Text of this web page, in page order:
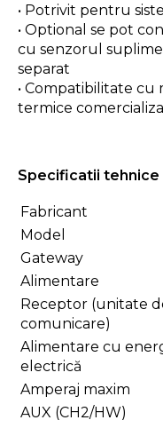
• Potrivit pentru
• Optional se pot
cu senzorul
separat
• Compatibilitate
termice
Specificatii tehnice
Fabricant
Model
Gateway
Alimentare
Receptor (unitate
comunicare)
Alimentare cu
electrică
Amperaj maxim
AUX (CH2/HW)